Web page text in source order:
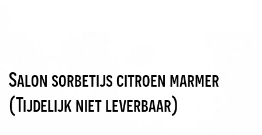
Salon sorbetijs citroen marmer
(Tijdelijk niet leverbaar)